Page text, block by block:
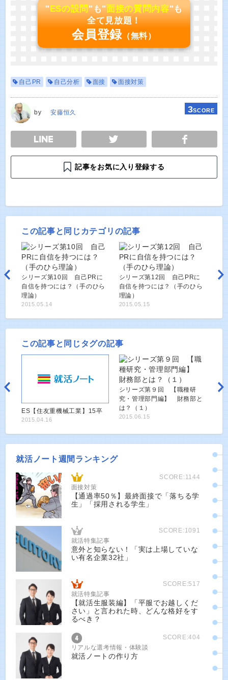
"ESの設問"も"面接の質問内容"も
全て見放題！
会員登録 （無料）
自己PR 自己分析 面接 面接対策
by 安藤恒久 3SCORE
TWEET
記事をお気に入り登録する
この記事と同じカテゴリの記事
シリーズ第10回 自己PRに
自信を持つには？（手のひら
理論）
2015.05.14
シリーズ第12回 自己PRに
自信を持つには？（手のひら
理論）
2015.05.15
この記事と同じタグの記事
ES【住友重機械工業】15卒
2015.04.16
シリーズ第９回 【職種研
究・管理部門編】 財務部と
は？（１）
2015.06.15
就活ノート週間ランキング
SCORE:1144
面接対策
【通過率50％】最終面接で「落ちる学
生」「採用される学生」
SCORE:1091
就活特集記事
意外と知らない！「実は上場していな
い有名企業32社」
SCORE:517
就活特集記事
【就活生服装編】「平服でお越しくだ
さい」と言われた時、どんな格好をす
るべき？
SCORE:404
リアルな選考情報・体験談
就活ノートの作り方